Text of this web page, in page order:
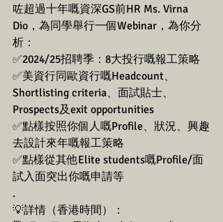
咗超過十年嘅資深GS前HR Ms. Virna
Dio，為同學舉行一個Webinar，為你分
析：
✅2024/25招聘季：8大投行嘅報工策略
✅美資行同歐資行嘅Headcount、
Shortlisting criteria、面試貼士、
Prospects及exit opportunities
✅點樣按照你個人嘅Profile、狀況、興趣
去設計來年嘅報工策略
✅點樣從其他Elite students嘅Profile/面
試入面突出你嘅申請等
.
💡詳情（香港時間）：